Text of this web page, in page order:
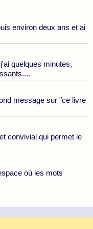
environ deux ans et ai
quelques minutes,
message sur "ce livre
convivial qui permet le
où les mots